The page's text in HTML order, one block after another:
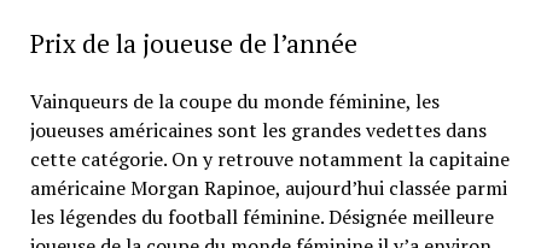
Prix de la joueuse de l’année
Vainqueurs de la coupe du monde féminine, les
joueuses américaines sont les grandes vedettes dans
cette catégorie. On y retrouve notamment la capitaine
américaine Morgan Rapinoe, aujourd’hui classée parmi
les légendes du football féminine. Désignée meilleure